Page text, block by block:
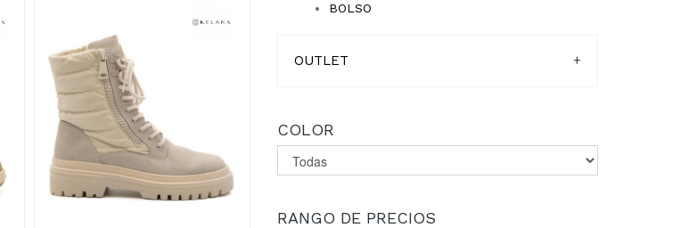
BOLSO
OUTLET +
COLOR
RANGO DE PRECIOS